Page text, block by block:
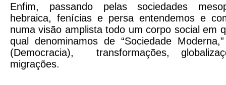
Enfim, passando pelas sociedades
hebraica, fenícias e persa entendemos e
numa visão amplista todo um corpo social em
qual denominamos de “Sociedade
(Democracia), transformações,
migrações.